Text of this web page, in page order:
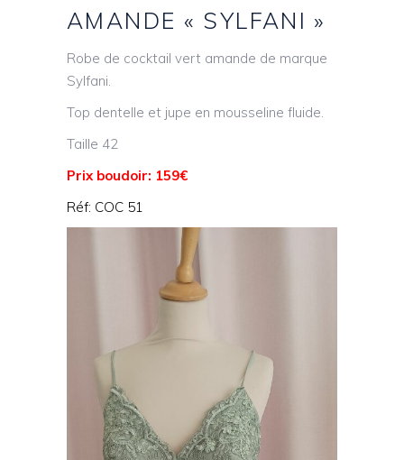
AMANDE « SYLFANI »
Robe de cocktail vert amande de marque
Sylfani.
Top dentelle et jupe en mousseline fluide.
Taille 42
Prix boudoir: 159€
Réf: COC 51